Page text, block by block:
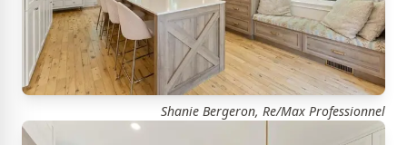
Shanie Bergeron, Re/Max Professionnel